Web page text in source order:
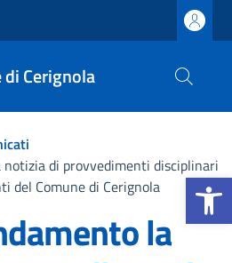
Apri la
di Cerignola
di provvedimenti disciplinari
del Comune di Cerignola
la